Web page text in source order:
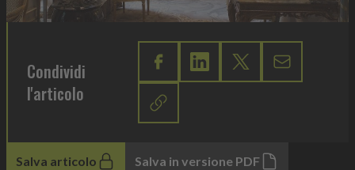
Condividi
l'articolo
Salva articolo Salva in versione PDF